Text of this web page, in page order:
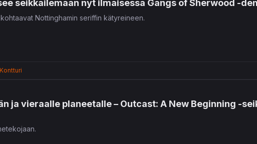
seikkailemaan nyt ilmaisessa Gangs of Sherwood -
Nottinghamin seriffin kätyreineen.
ja vieraalle planeetalle – Outcast: A New Beginning -